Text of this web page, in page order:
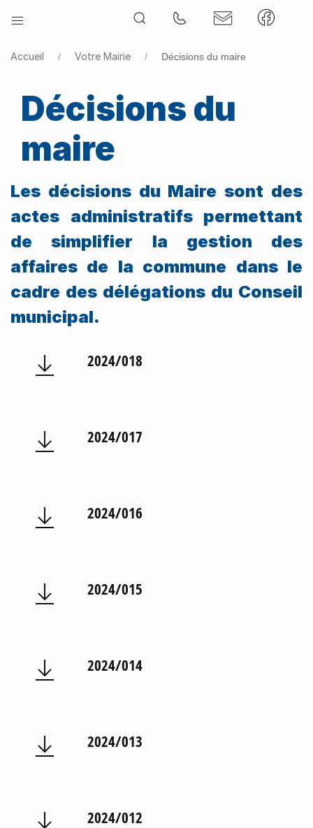
Accueil Votre Mairie Décisions du maire
Décisions du
maire
Les décisions du Maire sont des
actes administratifs permettant
de simplifier la gestion des
affaires de la commune dans le
cadre des délégations du Conseil
municipal.
2024/018
2024/017
2024/016
2024/015
2024/014
2024/013
2024/012